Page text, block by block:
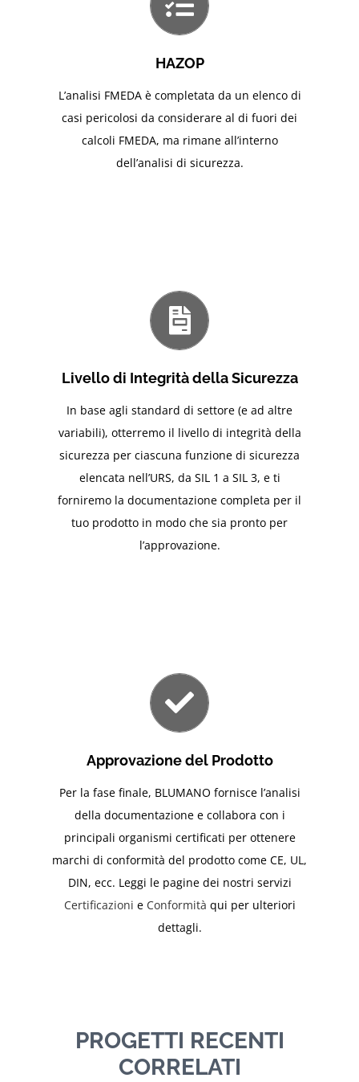
HAZOP
L’analisi FMEDA è completata da un elenco di
casi pericolosi da considerare al di fuori dei
calcoli FMEDA, ma rimane all’interno
dell’analisi di sicurezza.
Livello di Integrità della Sicurezza
In base agli standard di settore (e ad altre
variabili), otterremo il livello di integrità della
sicurezza per ciascuna funzione di sicurezza
elencata nell’URS, da SIL 1 a SIL 3, e ti
forniremo la documentazione completa per il
tuo prodotto in modo che sia pronto per
l’approvazione.
Approvazione del Prodotto
Per la fase finale, BLUMANO fornisce l’analisi
della documentazione e collabora con i
principali organismi certificati per ottenere
marchi di conformità del prodotto come CE, UL,
DIN, ecc. Leggi le pagine dei nostri servizi
Certificazioni e Conformità qui per ulteriori
dettagli.
PROGETTI RECENTI
CORRELATI